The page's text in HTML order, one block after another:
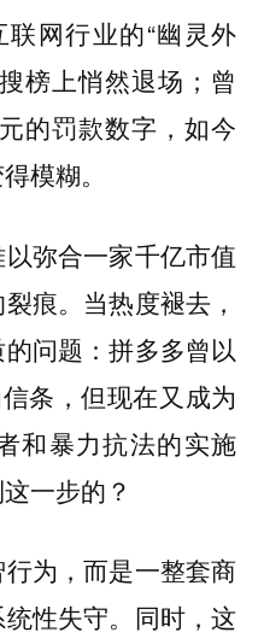
网行业的“幽灵外
榜上悄然退场；曾
的罚款数字，如今
模糊。
弥合一家千亿市值
痕。当热度褪去，
问题：拼多多曾以
条，但现在又成为
和暴力抗法的实施
一步的？
为，而是一整套商
性失守。同时，这